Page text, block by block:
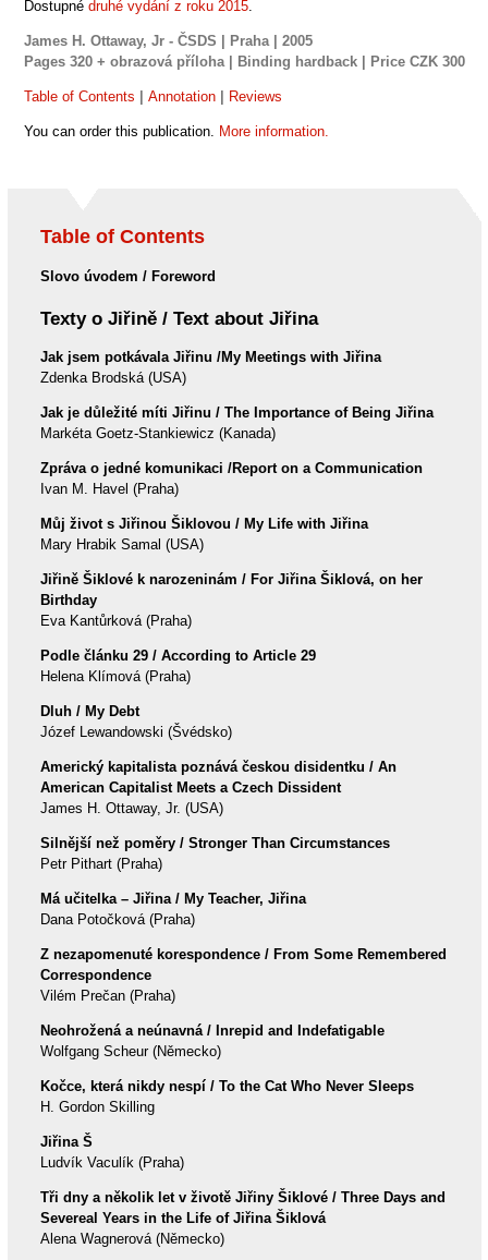
Dostupné druhé vydání z roku 2015.
James H. Ottaway, Jr - ČSDS | Praha | 2005
Pages 320 + obrazová příloha | Binding hardback | Price CZK 300
Table of Contents | Annotation| Reviews
You can order this publication. More information.
Table of Contents
Slovo úvodem / Foreword
Texty o Jiřině / Text about Jiřina
Jak jsem potkávala Jiřinu /My Meetings with Jiřina
Zdenka Brodská (USA)
Jak je důležité míti Jiřinu / The Importance of Being Jiřina
Markéta Goetz-Stankiewicz (Kanada)
Zpráva o jedné komunikaci /Report on a Communication
Ivan M. Havel (Praha)
Můj život s Jiřinou Šiklovou / My Life with Jiřina
Mary Hrabik Samal (USA)
Jiřině Šiklové k narozeninám / For Jiřina Šiklová, on her
Birthday
Eva Kantůrková (Praha)
Podle článku 29 / According to Article 29
Helena Klímová (Praha)
Dluh / My Debt
Józef Lewandowski (Švédsko)
Americký kapitalista poznává českou disidentku / An
American Capitalist Meets a Czech Dissident
James H. Ottaway, Jr. (USA)
Silnější než poměry / Stronger Than Circumstances
Petr Pithart (Praha)
Má učitelka – Jiřina / My Teacher, Jiřina
Dana Potočková (Praha)
Z nezapomenuté korespondence / From Some Remembered
Correspondence
Vilém Prečan (Praha)
Neohrožená a neúnavná / Inrepid and Indefatigable
Wolfgang Scheur (Německo)
Kočce, která nikdy nespí / To the Cat Who Never Sleeps
H. Gordon Skilling
Jiřina Š
Ludvík Vaculík (Praha)
Tři dny a několik let v životě Jiřiny Šiklové / Three Days and
Severeal Years in the Life of Jiřina Šiklová
Alena Wagnerová (Německo)